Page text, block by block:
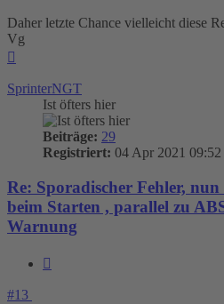
Daher letzte Chance vielleicht diese
Vg
SprinterNGT
Ist öfters hier
Beiträge: 29
Registriert: 04 Apr 2021 09:52
Re: Sporadischer Fehler,
beim Starten , parallel zu
Warnung
#13